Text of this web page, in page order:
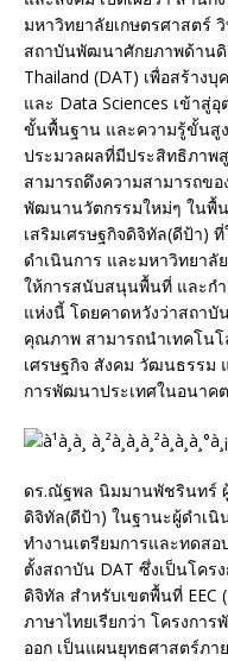
มหาวิทยาลัยเกษตรศาสตร์
สถาบันพัฒนาศักยภาพด้านดิ
Thailand (DAT) เพื่อสร้าง
และ Data Sciences เข้าสู่
ขั้นพื้นฐาน และความรู้ขั้นสูง
ประมวลผลที่มีประสิทธิภาพ
สามารถดึงความสามารถขอ
พัฒนานวัตกรรมใหม่ๆ ในพื้
เสริมเศรษฐกิจดิจิทัล(ดีป้า)
ดำเนินการ และมหาวิทยาลั
ให้การสนับสนุนพื้นที่ และก
แห่งนี้ โดยคาดหวังว่าสถา
คุณภาพ สามารถนำเทคโน
เศรษฐกิจ สังคม วัฒนธรรม
การพัฒนาประเทศในอนาคต
ดร.ณัฐพล นิมมานพัชรินทร์
ดิจิทัล(ดีป้า) ในฐานะผู้ดำเ
ทำงานเตรียมการและทดสอ
ตั้งสถาบัน DAT ซึ่งเป็นโค
ดิจิทัล สำหรับเขตพื้นที่ EEC
ภาษาไทยเรียกว่า โครงกา
ออก เป็นแผนยุทธศาสตร์ภา